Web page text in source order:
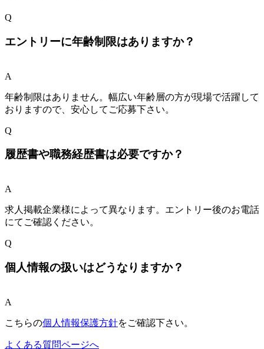
Q
エントリーに年齢制限はありますか？
A
年齢制限はありません。幅広い年齢層の方が現場で活躍して
おりますので、安心してご応募下さい。
Q
履歴書や職務経歴書は必要ですか？
A
求人掲載企業様によって異なります。エントリー後のお電話
にてご確認ください。
Q
個人情報の扱いはどうなりますか？
A
こちらの個人情報保護方針をご確認下さい。
よくある質問ページへ